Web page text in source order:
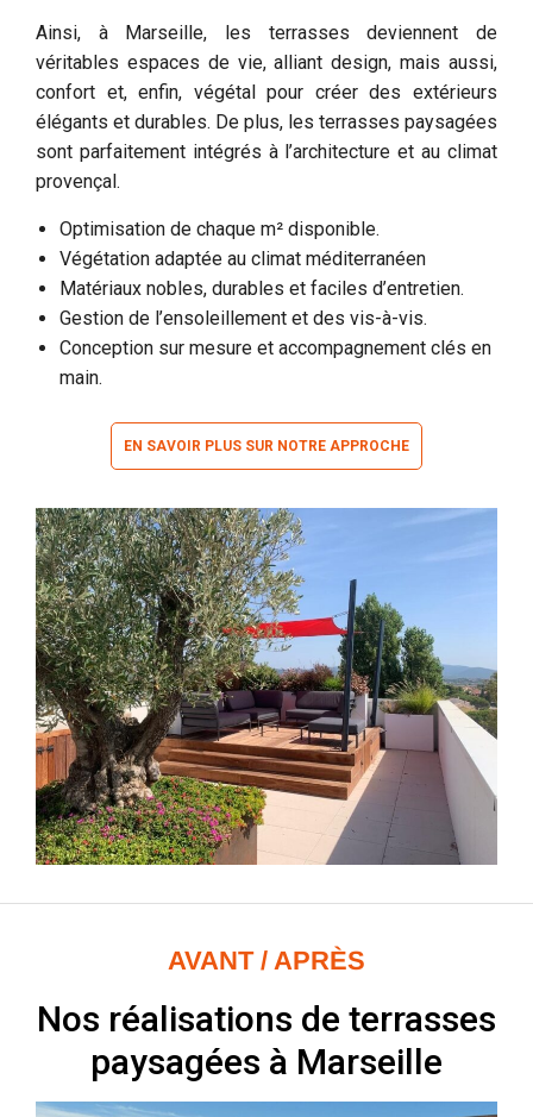
Ainsi, à Marseille, les terrasses deviennent de
véritables espaces de vie, alliant design, mais aussi,
confort et, enfin, végétal pour créer des extérieurs
élégants et durables. De plus, les terrasses paysagées
sont parfaitement intégrés à l’architecture et au climat
provençal.
Optimisation de chaque m² disponible.
Végétation adaptée au climat méditerranéen
Matériaux nobles, durables et faciles d’entretien.
Gestion de l’ensoleillement et des vis-à-vis.
Conception sur mesure et accompagnement clés en
main.
EN SAVOIR PLUS SUR NOTRE APPROCHE
AVANT / APRÈS
Nos réalisations de terrasses
paysagées à Marseille